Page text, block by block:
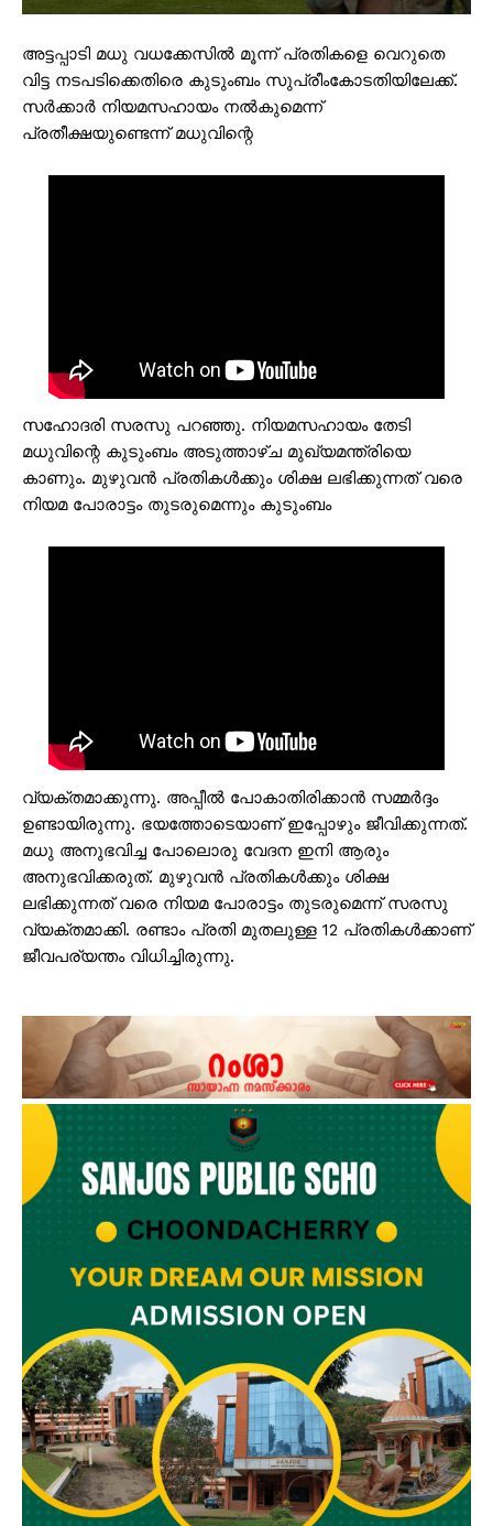
അട്ടപ്പാടി മധു വധക്കേസിൽ മൂന്ന് പ്രതികളെ വെറുതെ
വിട്ട നടപടിക്കെതിരെ കുടുംബം സുപ്രീംകോടതിയിലേക്ക്.
സർക്കാർ നിയമസഹായം നൽകുമെന്ന്
പ്രതീക്ഷയുണ്ടെന്ന് മധുവിന്റെ
സഹോദരി സരസു പറഞ്ഞു. നിയമസഹായം തേടി
മധുവിന്റെ കുടുംബം അടുത്താഴ്ച മുഖ്യമന്ത്രിയെ
കാണും. മുഴുവൻ പ്രതികൾക്കും ശിക്ഷ ലഭിക്കുന്നത് വരെ
നിയമ പോരാട്ടം തുടരുമെന്നും കുടുംബം
വ്യക്തമാക്കുന്നു. അപ്പീൽ പോകാതിരിക്കാൻ സമ്മർദ്ദം
ഉണ്ടായിരുന്നു. ഭയത്തോടെയാണ് ഇപ്പോഴും ജീവിക്കുന്നത്.
മധു അനുഭവിച്ച പോലൊരു വേദന ഇനി ആരും
അനുഭവിക്കരുത്. മുഴുവൻ പ്രതികൾക്കും ശിക്ഷ
ലഭിക്കുന്നത് വരെ നിയമ പോരാട്ടം തുടരുമെന്ന് സരസു
വ്യക്തമാക്കി. രണ്ടാം പ്രതി മുതലുള്ള 12 പ്രതികൾക്കാണ്
ജീവപര്യന്തം വിധിച്ചിരുന്നു.